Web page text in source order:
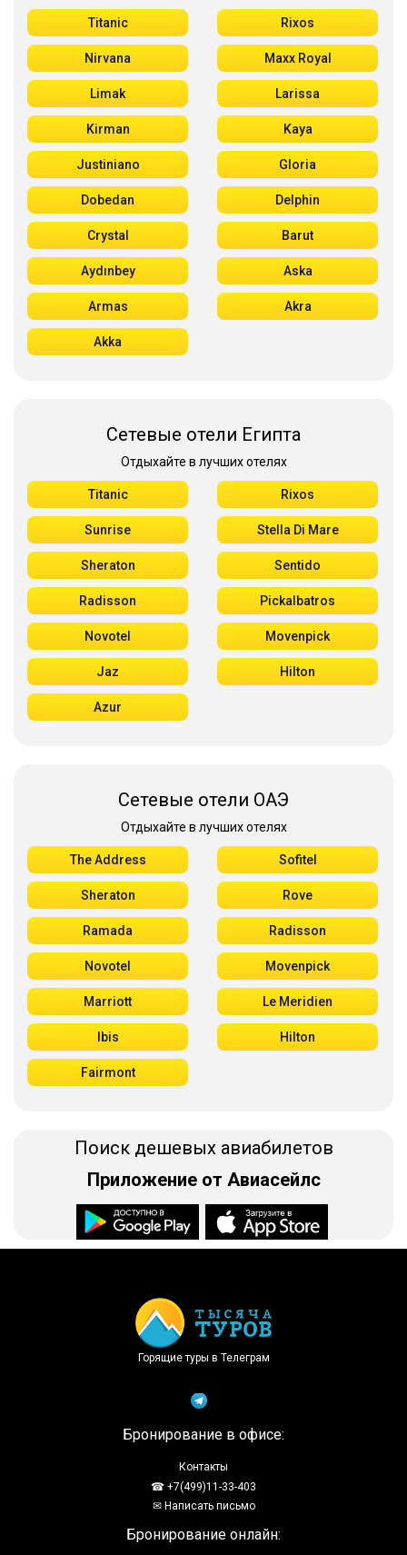
Titanic Rixos
Nirvana Maxx Royal
Limak Larissa
Kirman Kaya
Justiniano Gloria
Dobedan Delphin
Crystal Barut
Aydınbey Aska
Armas Akra
Akka
Сетевые отели Египта
Отдыхайте в лучших отелях
Titanic Rixos
Sunrise Stella Di Mare
Sheraton Sentido
Radisson Pickalbatros
Novotel Movenpick
Jaz Hilton
Azur
Сетевые отели ОАЭ
Отдыхайте в лучших отелях
The Address Sofitel
Sheraton Rove
Ramada Radisson
Novotel Movenpick
Marriott Le Meridien
Ibis Hilton
Fairmont
Поиск дешевых авиабилетов
Приложение от Авиасейлс
Горящие туры в Телеграм
Бронирование в офисе:
Контакты
☎ +7(499)11-33-403
✉ Написать письмо
Бронирование онлайн: